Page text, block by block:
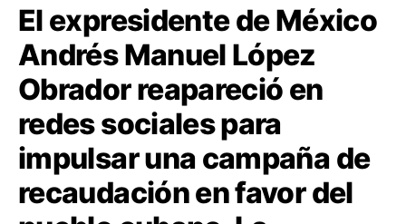
El expresidente de México
Andrés Manuel López
Obradorreapareció en
redes sociales para
impulsar una campaña de
recaudación en favor del